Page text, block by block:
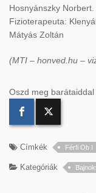
Hosnyánszky
Fizioterapeuta:
Mátyás Zoltán
(MTI – honved.hu –
Oszd meg
Címkék Férfi Ob I
Kategóriák